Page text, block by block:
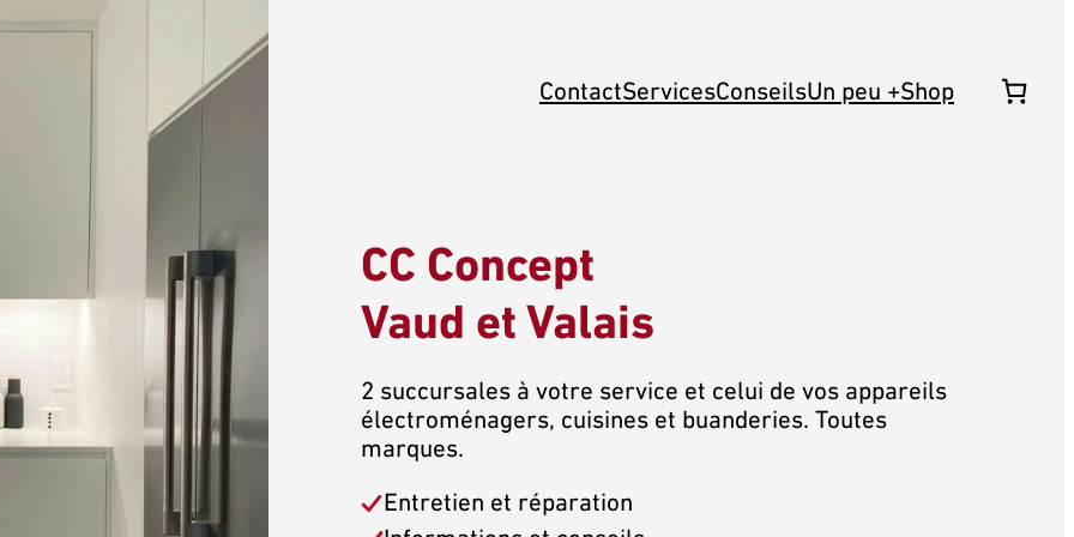
ContactServicesConseilsUn peu +Shop
CC Concept
Vaud et Valais
2 succursales à votre service et celui de vos appareils
électroménagers, cuisines et buanderies. Toutes
marques.
Entretien et réparation